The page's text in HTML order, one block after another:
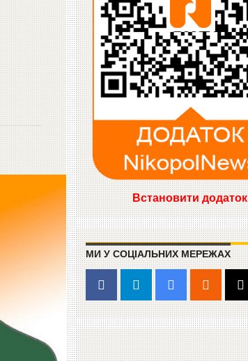
Встановити додаток
МИ У СОЦІАЛЬНИХ МЕРЕЖАХ